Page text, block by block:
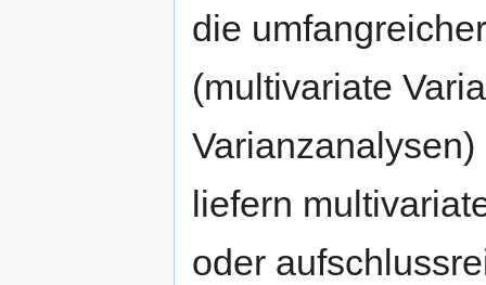
die
(multivariate
liefern
oder